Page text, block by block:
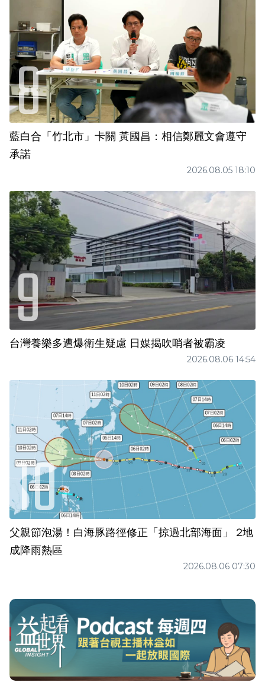
藍白合「竹北市」卡關 黃國昌：相信鄭麗文會遵守
承諾
2026.08.05 18:10
台灣養樂多遭爆衛生疑慮 日媒揭吹哨者被霸凌
2026.08.06 14:54
父親節泡湯！白海豚路徑修正「掠過北部海面」 2地
成降雨熱區
2026.08.06 07:30